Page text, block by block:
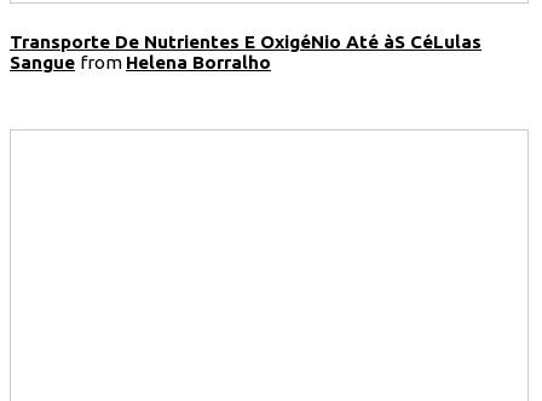
Transporte De Nutrientes E OxigéNio Até àS CéLulas
Sangue from Helena Borralho